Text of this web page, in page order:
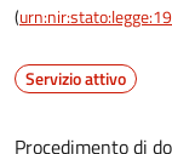
(
Servizio attivo
Procedimento di